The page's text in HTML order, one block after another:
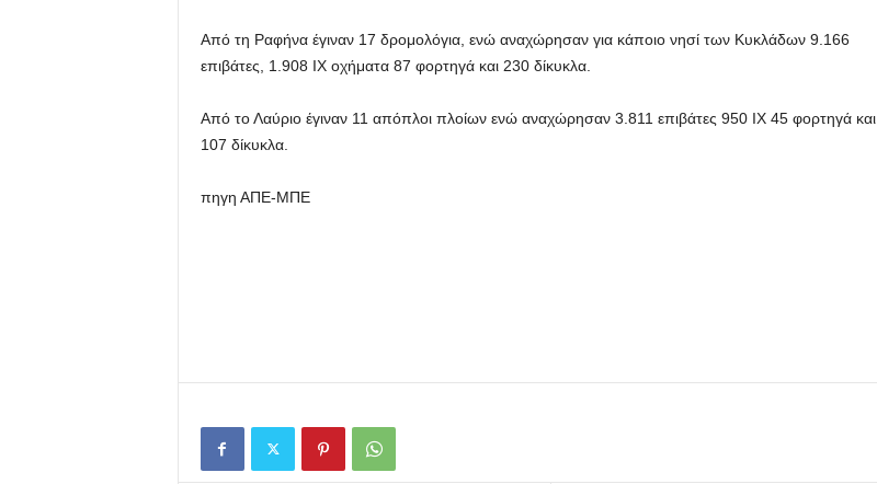
Από τη Ραφήνα έγιναν 17 δρομολόγια, ενώ αναχώρησαν για κάποιο νησί των Κυκλάδων 9.166
επιβάτες, 1.908 ΙΧ οχήματα 87 φορτηγά και 230 δίκυκλα.
Από το Λαύριο έγιναν 11 απόπλοι πλοίων ενώ αναχώρησαν 3.811 επιβάτες 950 ΙΧ 45 φορτηγά και
107 δίκυκλα.
πηγη ΑΠΕ-ΜΠΕ